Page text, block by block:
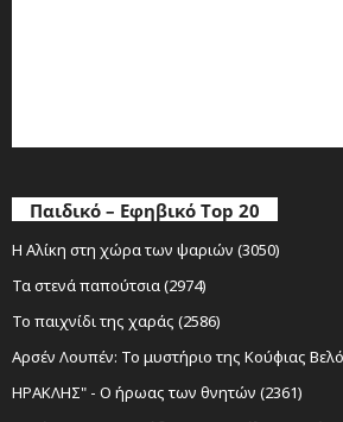
Παιδικό – Εφηβικό Top 20
Η Αλίκη στη χώρα των ψαριών (3050)
Τα στενά παπούτσια (2974)
Το παιχνίδι της χαράς (2586)
Αρσέν Λουπέν: Το μυστήριο της Κούφιας
ΗΡΑΚΛΗΣ" - Ο ήρωας των θνητών (2361)